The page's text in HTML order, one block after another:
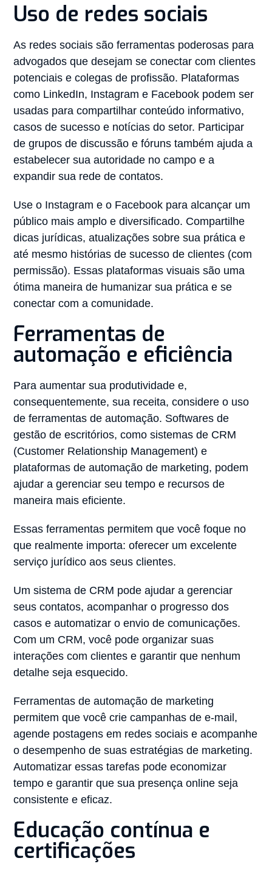
Uso de redes sociais
As redes sociais são ferramentas poderosas para
advogados que desejam se conectar com clientes
potenciais e colegas de profissão. Plataformas
como LinkedIn, Instagram e Facebook podem ser
usadas para compartilhar conteúdo informativo,
casos de sucesso e notícias do setor. Participar
de grupos de discussão e fóruns também ajuda a
estabelecer sua autoridade no campo e a
expandir sua rede de contatos.
Use o Instagram e o Facebook para alcançar um
público mais amplo e diversificado. Compartilhe
dicas jurídicas, atualizações sobre sua prática e
até mesmo histórias de sucesso de clientes (com
permissão). Essas plataformas visuais são uma
ótima maneira de humanizar sua prática e se
conectar com a comunidade.
Ferramentas de
automação e eficiência
Para aumentar sua produtividade e,
consequentemente, sua receita, considere o uso
de ferramentas de automação. Softwares de
gestão de escritórios, como sistemas de CRM
(Customer Relationship Management) e
plataformas de automação de marketing, podem
ajudar a gerenciar seu tempo e recursos de
maneira mais eficiente.
Essas ferramentas permitem que você foque no
que realmente importa: oferecer um excelente
serviço jurídico aos seus clientes.
Um sistema de CRM pode ajudar a gerenciar
seus contatos, acompanhar o progresso dos
casos e automatizar o envio de comunicações.
Com um CRM, você pode organizar suas
interações com clientes e garantir que nenhum
detalhe seja esquecido.
Ferramentas de automação de marketing
permitem que você crie campanhas de e-mail,
agende postagens em redes sociais e acompanhe
o desempenho de suas estratégias de marketing.
Automatizar essas tarefas pode economizar
tempo e garantir que sua presença online seja
consistente e eficaz.
Educação contínua e
certificações